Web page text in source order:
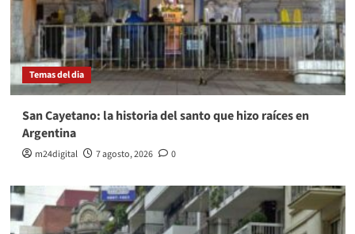
Temas del dia
San Cayetano: la historia del santo que hizo raíces en
Argentina
m24digital 7 agosto, 2026 0